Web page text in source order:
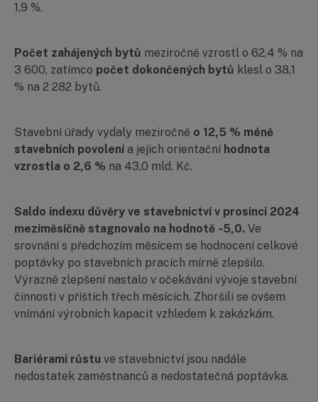
1,9 %.
Počet zahájených bytů meziročně vzrostl o 62,4 % na
3 600, zatímco počet dokončených bytů klesl o 38,1
% na 2 282 bytů.
Stavební úřady vydaly meziročně o 12,5 % méně
stavebních povolenía jejich orientační hodnota
vzrostla o 2,6 % na 43,0 mld. Kč.
Saldo indexu důvěry ve stavebnictví v prosinci 2024
meziměsíčně stagnovalo na hodnotě ‑5,0. Ve
srovnání s předchozím měsícem se hodnocení celkové
poptávky po stavebních pracích mírně zlepšilo.
Výrazné zlepšení nastalo v očekávání vývoje stavební
činnosti v příštích třech měsících. Zhoršili se ovšem
vnímání výrobních kapacit vzhledem k zakázkám.
Bariérami růstu ve stavebnictví jsou nadále
nedostatek zaměstnanců a nedostatečná poptávka.